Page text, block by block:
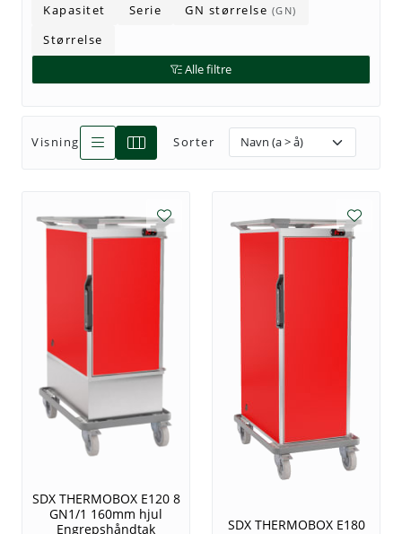
Kapasitet
Serie GN størrelse (GN)
Størrelse
Alle filtre
Visning Sorter
SDX THERMOBOX E120 8
GN1/1 160mm hjul
Engrepshåndtak
SDX THERMOBOX E180
Kontakt